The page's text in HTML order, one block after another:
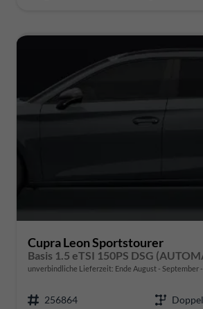
Cupra Leon Sportstourer
unverbindliche Lieferzeit: Ende August - September
256864